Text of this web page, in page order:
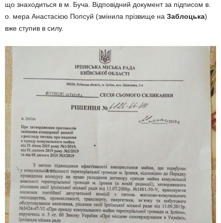
що знаходиться в м. Буча. Відповідний документ за підписом в.
о. мера Анастасією Попсуй (змінила прізвище на Заблоцька)
вже ступив в силу.